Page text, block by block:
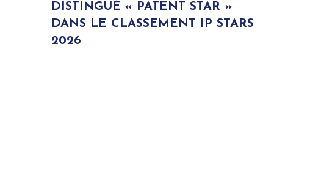
DISTINGUÉ « PATENT STAR »
DANS LE CLASSEMENT IP STARS
2026